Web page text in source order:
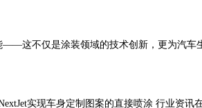
这不仅是涂装领域的技术创新，更为汽车